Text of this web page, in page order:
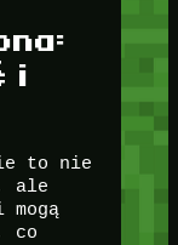
i
to nie
ale
co